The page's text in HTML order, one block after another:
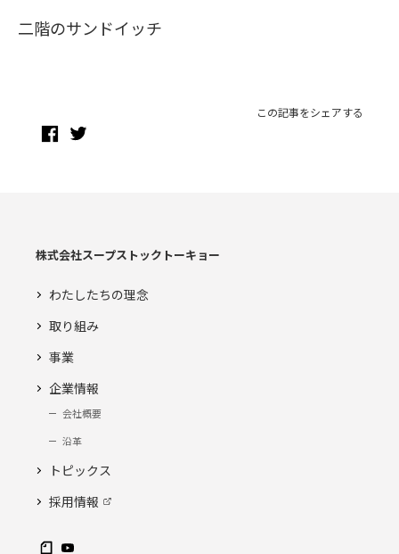
二階のサンドイッチ
この記事をシェアする
株式会社スープストックトーキョー
わたしたちの理念
取り組み
事業
企業情報
会社概要
沿革
トピックス
採用情報